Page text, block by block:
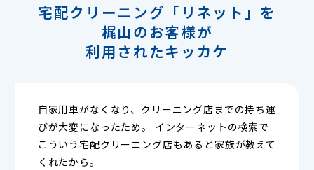
宅配クリーニング「リネット」を
梶山のお客様が
利用されたキッカケ
自家用車がなくなり、クリーニング店までの持ち運
びが大変になったため。 インターネットの検索で
こういう宅配クリーニング店もあると家族が教えて
くれたから。